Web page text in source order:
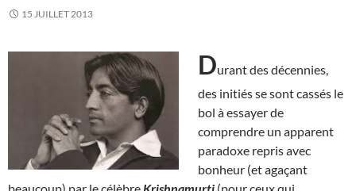
15 JUILLET 2013
Durant des décennies,
des initiés se sont cassés le
bol à essayer de
comprendre un apparent
paradoxe repris avec
bonheur (et agaçant
beaucoup) par le célèbre Krishnamurti (pour ceux qui